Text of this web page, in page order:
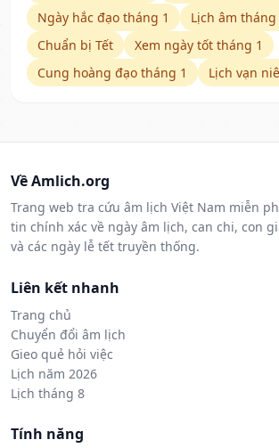
Ngày hắc đạo tháng 1
Lịch âm tháng
Chuẩn bị Tết
Xem ngày tốt tháng 1
Cung hoàng đạo tháng 1
Lịch vạn
Về Amlich.org
Trang web tra cứu âm lịch Việt Nam miễn
tin chính xác về ngày âm lịch, can chi, con
và các ngày lễ tết truyền thống.
Liên kết nhanh
Trang chủ
Chuyển đổi âm lịch
Gieo quẻ hỏi việc
Lịch năm 2026
Lịch tháng 8
Tính năng